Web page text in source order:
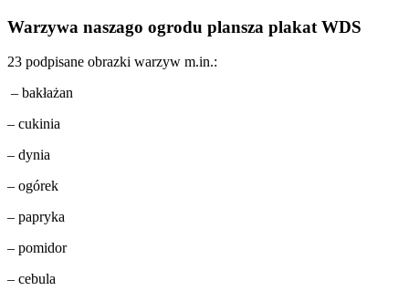
Warzywa naszago ogrodu plansza plakat WDS
23 podpisane obrazki warzyw m.in.:
– bakłażan
– cukinia
– dynia
– ogórek
– papryka
– pomidor
– cebula